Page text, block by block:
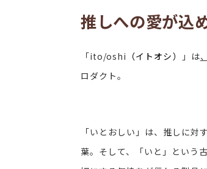
推しへの愛が込
「ito/oshi （イトオシ） 」は、
ロダクト。
「いとおしい」は、推しに
葉。そして、「いと」という